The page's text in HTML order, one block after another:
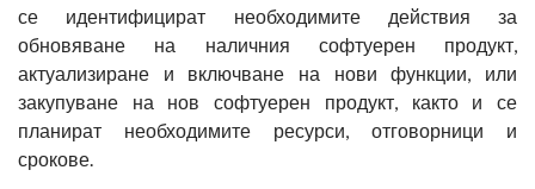
се идентифицират необходимите действия за
обновяване на наличния софтуерен продукт,
актуализиране и включване на нови функции, или
закупуване на нов софтуерен продукт, както и се
планират необходимите ресурси, отговорници и
срокове.